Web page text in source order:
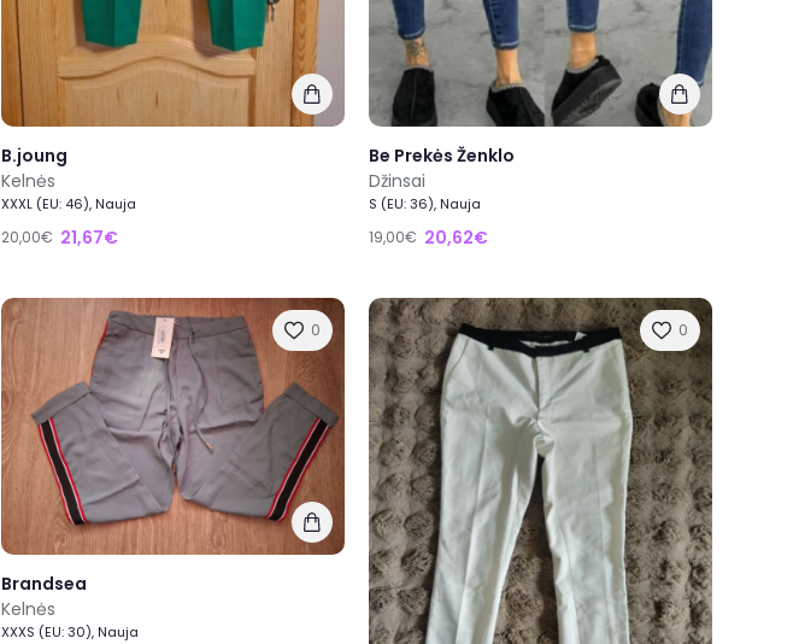
B.joung
Kelnės
XXXL (EU: 46), Nauja
20,00€ 21,67€
Be Prekės Ženklo
Džinsai
S (EU: 36), Nauja
19,00€ 20,62€
0
Brandsea
Kelnės
XXXS (EU: 30), Nauja
0